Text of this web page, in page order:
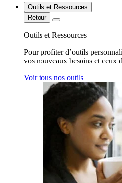
Outils et Ressources
Retour
Outils et Ressources
Pour profiter d’outils
vos nouveaux besoins et ceux
Voir tous nos outils